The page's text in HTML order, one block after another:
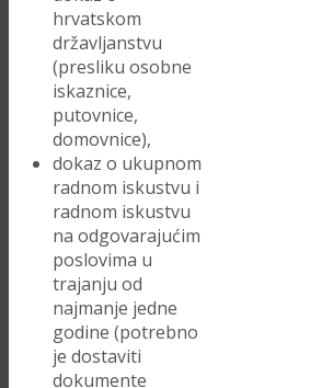
hrvatskom
državljanstvu
(presliku osobne
iskaznice,
putovnice,
domovnice),
dokaz o ukupnom
radnom iskustvu i
radnom iskustvu
na odgovarajućim
poslovima u
trajanju od
najmanje jedne
godine (potrebno
je dostaviti
dokumente